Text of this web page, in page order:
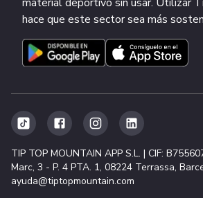
material deportivo sin usar. Utilizar
hace que este sector sea más
TIP TOP MOUNTAIN APP S.L. | CIF:
Marc, 3 - P. 4 PTA. 1, 08224 Terrassa,
ayuda@tiptopmountain.com